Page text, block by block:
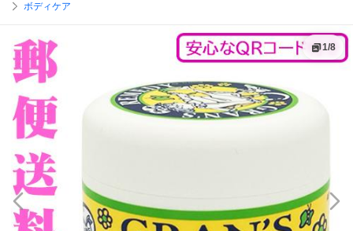
ボディケア
1/8